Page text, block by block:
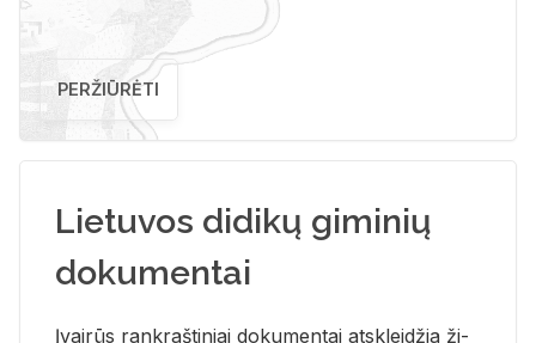
PERŽIŪRĖTI
Lietuvos didikų giminių
dokumentai
Įvai­rūs rank­raš­ti­niai do­ku­men­tai at­sklei­džia ži­